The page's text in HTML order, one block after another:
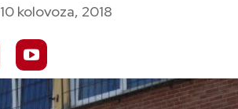
10 kolovoza, 2018